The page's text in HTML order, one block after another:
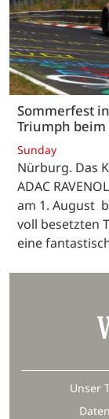
Sommerfest
Triumph
Sunday
Nürburg. Das
ADAC
am 1. August
voll besetzten
eine
Unser